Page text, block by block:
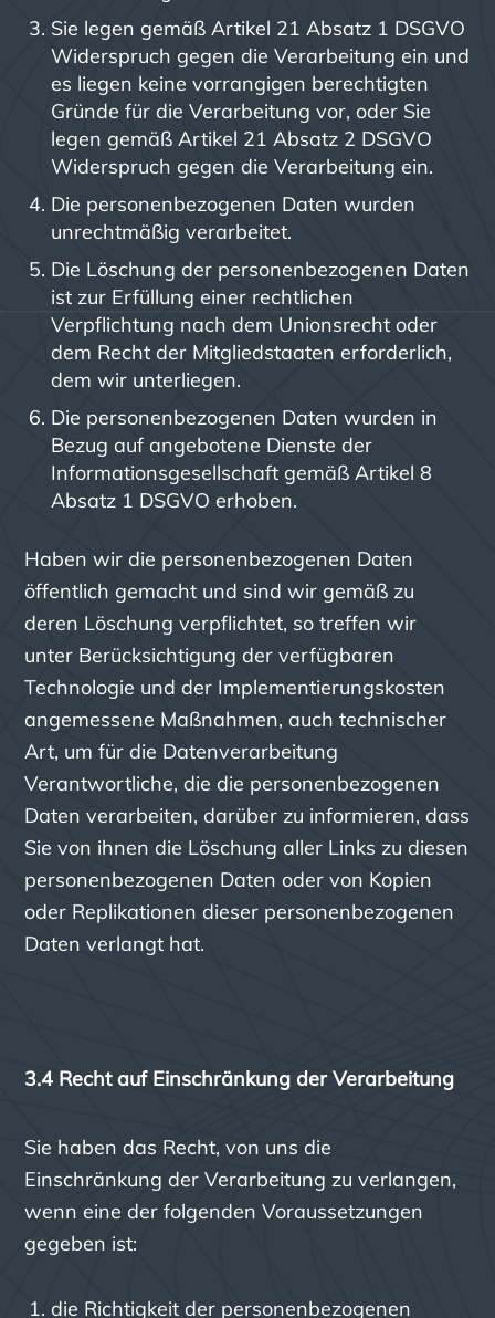
Sie legen gemäß Artikel 21 Absatz 1 DSGVO
Widerspruch gegen die Verarbeitung ein und
es liegen keine vorrangigen berechtigten
Gründe für die Verarbeitung vor, oder Sie
legen gemäß Artikel 21 Absatz 2 DSGVO
Widerspruch gegen die Verarbeitung ein.
Die personenbezogenen Daten wurden
unrechtmäßig verarbeitet.
Die Löschung der personenbezogenen Daten
ist zur Erfüllung einer rechtlichen
Verpflichtung nach dem Unionsrecht oder
dem Recht der Mitgliedstaaten erforderlich,
dem wir unterliegen.
Die personenbezogenen Daten wurden in
Bezug auf angebotene Dienste der
Informationsgesellschaft gemäß Artikel 8
Absatz 1 DSGVO erhoben.
Haben wir die personenbezogenen Daten
öffentlich gemacht und sind wir gemäß zu
deren Löschung verpflichtet, so treffen wir
unter Berücksichtigung der verfügbaren
Technologie und der Implementierungskosten
angemessene Maßnahmen, auch technischer
Art, um für die Datenverarbeitung
Verantwortliche, die die personenbezogenen
Daten verarbeiten, darüber zu informieren, dass
Sie von ihnen die Löschung aller Links zu diesen
personenbezogenen Daten oder von Kopien
oder Replikationen dieser personenbezogenen
Daten verlangt hat.
3.4 Recht auf Einschränkung der Verarbeitung
Sie haben das Recht, von uns die
Einschränkung der Verarbeitung zu verlangen,
wenn eine der folgenden Voraussetzungen
gegeben ist:
die Richtigkeit der personenbezogenen